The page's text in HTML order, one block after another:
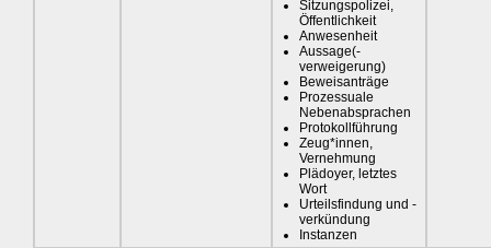
Sitzungspolizei,
Öffentlichkeit
Anwesenheit
Aussage(-
verweigerung)
Beweisanträge
Prozessuale
Nebenabsprachen
Protokollführung
Zeug*innen,
Vernehmung
Plädoyer, letztes
Wort
Urteilsfindung und -
verkündung
Instanzen